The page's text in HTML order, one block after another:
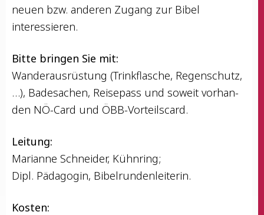
neu­en bzw. ande­ren Zugang zur Bibel
interessieren.
Bit­te brin­gen Sie mit:
Wan­der­aus­rüs­tung (Trink­fla­sche, Regen­schutz,
…), Bade­sa­chen, Rei­se­pass und soweit vor­han­
den NÖ-Card und ÖBB-Vorteilscard.
Lei­tung:
Mari­an­ne Schnei­der, Kühnring;
Dipl. Päd­ago­gin, Bibelrundenleiterin.
Kos­ten: